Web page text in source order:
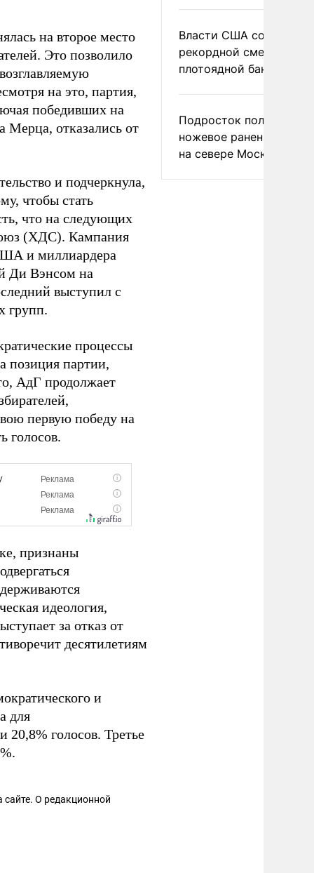
на второе место
Это позволило
на это, партия,
победивших на
Мерца, отказались от
и подчеркнула,
чтобы стать
что на следующих
(ХДС). Кампания
и миллиардера
Ди Вэнсом на
выступил с
групп.
процессы
позиция партии,
АдГ продолжает
первую победу на
голосов.
признаны
идеология,
за отказ от
десятилетиям
и
для
20,8% голосов. Третье
сайте. О редакционной
Власти США сообщили
рекордной смертности
плотоядной бактерии
Подросток получил
ножевое ранение в
на севере Москвы